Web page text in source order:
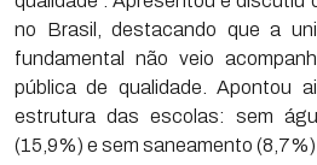
no Brasil, destacando que a
fundamental não veio
pública de qualidade. Apontou
estrutura das escolas: sem
(15,9%) e sem saneamento (8,7%).